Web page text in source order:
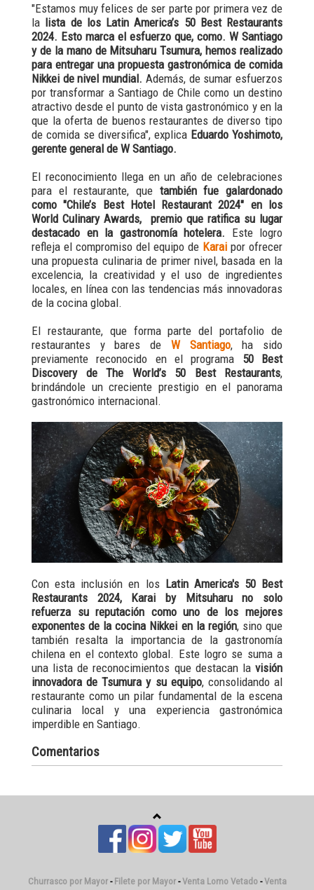
"Estamos muy felices de ser parte por primera vez de
la lista de los Latin America’s 50 Best Restaurants
2024. Esto marca el esfuerzo que, como. W Santiago
y de la mano de Mitsuharu Tsumura, hemos realizado
para entregar una propuesta gastronómica de comida
Nikkei de nivel mundial. Además, de sumar esfuerzos
por transformar a Santiago de Chile como un destino
atractivo desde el punto de vista gastronómico y en la
que la oferta de buenos restaurantes de diverso tipo
de comida se diversifica", explica Eduardo Yoshimoto,
gerente general de W Santiago.
El reconocimiento llega en un año de celebraciones
para el restaurante, que también fue galardonado
como "Chile’s Best Hotel Restaurant 2024" en los
World Culinary Awards, premio que ratifica su lugar
destacado en la gastronomía hotelera. Este logro
refleja el compromiso del equipo de Karai por ofrecer
una propuesta culinaria de primer nivel, basada en la
excelencia, la creatividad y el uso de ingredientes
locales, en línea con las tendencias más innovadoras
de la cocina global.
El restaurante, que forma parte del portafolio de
restaurantes y bares de W Santiago, ha sido
previamente reconocido en el programa 50 Best
Discovery de The World’s 50 Best Restaurants,
brindándole un creciente prestigio en el panorama
gastronómico internacional.
Con esta inclusión en los Latin America's 50 Best
Restaurants 2024, Karai by Mitsuharu no solo
refuerza su reputación como uno de los mejores
exponentes de la cocina Nikkei en la región, sino que
también resalta la importancia de la gastronomía
chilena en el contexto global. Este logro se suma a
una lista de reconocimientos que destacan la visión
innovadora de Tsumura y su equipo, consolidando al
restaurante como un pilar fundamental de la escena
culinaria local y una experiencia gastronómica
imperdible en Santiago.
Comentarios
Churrasco por Mayor- Filete por Mayor-Venta Lomo Vetado-Venta